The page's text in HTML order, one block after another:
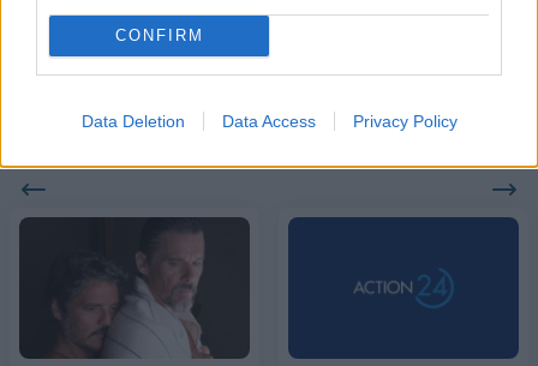
CONFIRM
Data Deletion Data Access Privacy Policy